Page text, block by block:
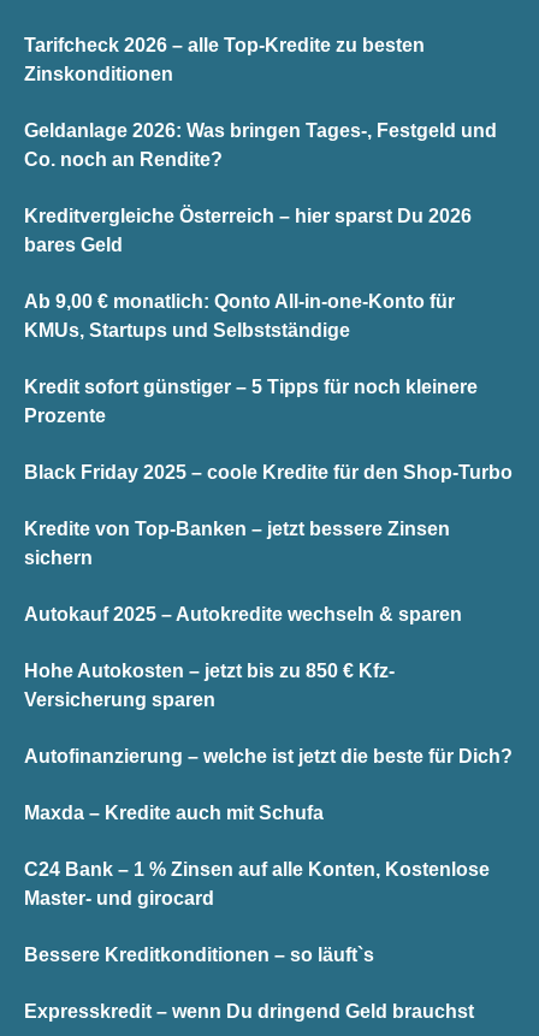
Tarifcheck 2026 – alle Top-Kredite zu besten
Zinskonditionen
Geldanlage 2026: Was bringen Tages-, Festgeld und
Co. noch an Rendite?
Kreditvergleiche Österreich – hier sparst Du 2026
bares Geld
Ab 9,00 € monatlich: Qonto All-in-one-Konto für
KMUs, Startups und Selbstständige
Kredit sofort günstiger – 5 Tipps für noch kleinere
Prozente
Black Friday 2025 – coole Kredite für den Shop-Turbo
Kredite von Top-Banken – jetzt bessere Zinsen
sichern
Autokauf 2025 – Autokredite wechseln & sparen
Hohe Autokosten – jetzt bis zu 850 € Kfz-
Versicherung sparen
Autofinanzierung – welche ist jetzt die beste für Dich?
Maxda – Kredite auch mit Schufa
C24 Bank – 1 % Zinsen auf alle Konten, Kostenlose
Master- und girocard
Bessere Kreditkonditionen – so läuft`s
Expresskredit – wenn Du dringend Geld brauchst